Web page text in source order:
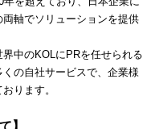
軸でソリューションを提供
中のKOLにPRを任せられる
の自社サービスで、企業様
ります。